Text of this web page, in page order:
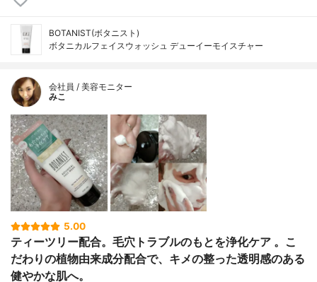
BOTANIST(ボタニスト)
ボタニカルフェイスウォッシュ デューイーモイスチャー
会社員 / 美容モニター
みこ
5.00
ティーツリー配合。毛穴トラブルのもとを浄化ケア 。こ
だわりの植物由来成分配合で、キメの整った透明感のある
健やかな肌へ。